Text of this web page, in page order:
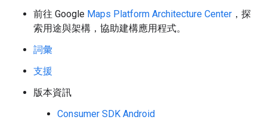
前往 Google Maps Platform Architecture Center ，探
索用途與架構，協助建構應用程式。
詞彙
支援
版本資訊
Consumer SDK Android